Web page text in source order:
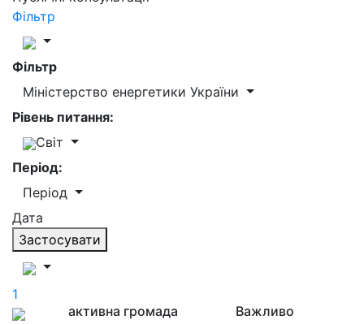
Фільтр
Фільтр
Міністерство енергетики України
Рівень питання:
Світ
Період:
Період
Дата
Застосувати
1
активна громада
Важливо